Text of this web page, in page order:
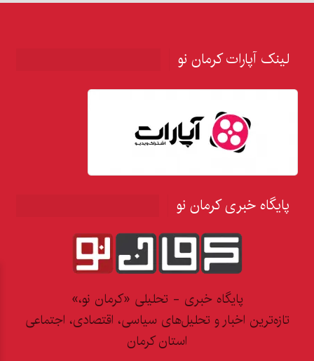
لینک آپارات کرمان نو
پایگاه خبری کرمان نو
پایگاه خبری - تحلیلی «کرمان نو،»
تازه‌ترین اخبار و تحلیل‌های سیاسی، اقتصادی، اجتماعی
استان کرمان